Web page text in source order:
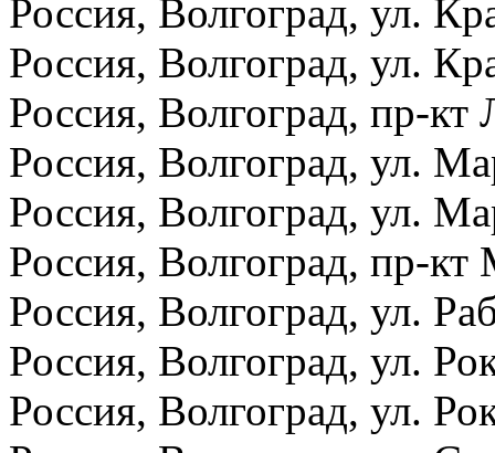
Россия, Волгоград, ул.
Россия, Волгоград, ул.
Россия, Волгоград, пр-кт
Россия, Волгоград, ул.
Россия, Волгоград, ул.
Россия, Волгоград, пр-
Россия, Волгоград, ул.
Россия, Волгоград, ул.
Россия, Волгоград, ул.